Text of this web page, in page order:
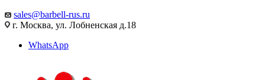
sales@barbell-rus.ru
г. Москва, ул. Лобненская д.18
WhatsApp